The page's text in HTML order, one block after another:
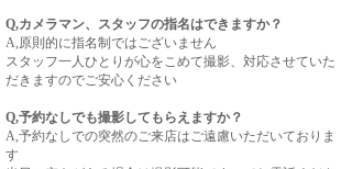
Q,カメラマン、スタッフの指名はできますか？
A,原則的に指名制ではございません
スタッフ一人ひとりが心をこめて撮影、対応させていた
だきますのでご安心ください
Q,予約なしでも撮影してもらえますか？
A,予約なしでの突然のご来店はご遠慮いただいておりま
す